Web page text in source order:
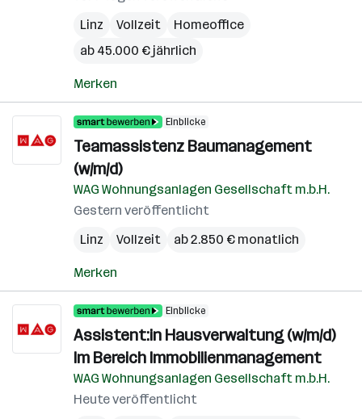
Linz
Vollzeit
Homeoffice
ab 45.000 € jährlich
Merken
Einblicke
Teamassistenz Baumanagement
(w/m/d)
WAG Wohnungsanlagen Gesellschaft m.b.H.
Gestern veröffentlicht
Linz
Vollzeit ab 2.850 € monatlich
Merken
Einblicke
Assistent:in Hausverwaltung (w/m/d)
Im Bereich Immobilienmanagement
WAG Wohnungsanlagen Gesellschaft m.b.H.
Heute veröffentlicht